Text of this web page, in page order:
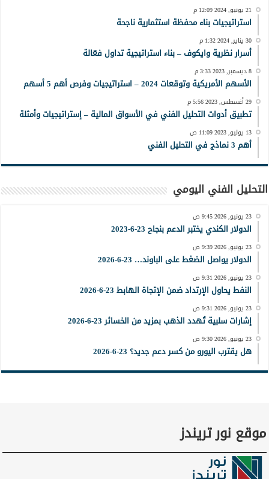
21 يونيو, 2024 12:09 م
استراتيجيات بناء محفظة استثمارية ناجحة
30 يناير, 2024 1:32 م
أسرار نظرية وايكوف – بناء استراتيجية تداول فعّالة
8 ديسمبر, 2023 3:33 م
الأسهم الأمريكية وتوقعات 2024 – استراتيجيات وفرص أهم 5 أسهم
29 أغسطس, 2023 5:56 م
تطبيق أدوات التحليل الفني في الأسواق المالية – إستراتيجيات وأمثلة
13 يوليو, 2023 11:09 ص
أهم 3 نماذج في التحليل الفني
التحليل الفني اليومي
23 يونيو, 2026 9:45 ص
الدولار الكندي يختبر الدعم بنجاح 23-6-2023
23 يونيو, 2026 9:39 ص
الدولار يواصل الضغط على الباوند… 23-6-2026
23 يونيو, 2026 9:31 ص
النفط يحاول الإرتداد ضمن الإتجاة الهابط 23-6-2026
23 يونيو, 2026 9:31 ص
إشارات سلبية تُهدد الذهب بمزيد من الخسائر 23-6-2026
23 يونيو, 2026 9:30 ص
هل يقترب اليورو من كسر دعم جديد؟ 23-6-2026
موقع نور تريندز